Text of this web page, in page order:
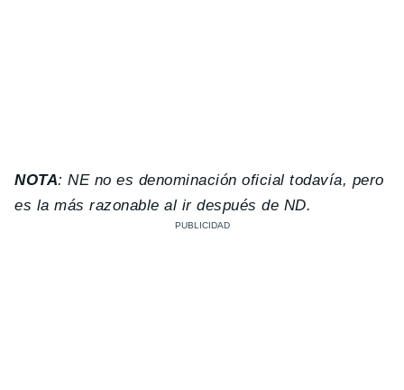
NOTA: NE no es denominación oficial todavía, pero
es la más razonable al ir después de ND.